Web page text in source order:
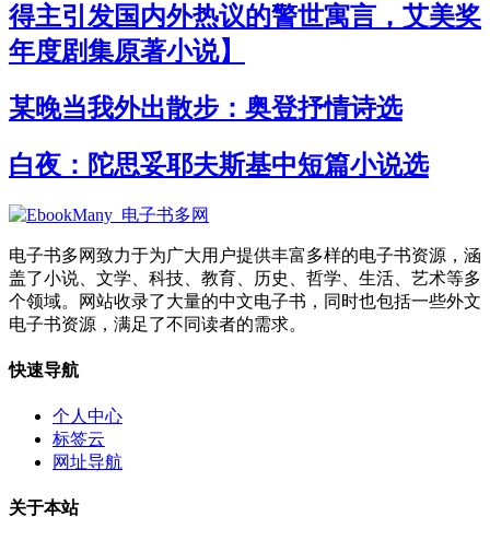
得主引发国内外热议的警世寓言，艾美奖
年度剧集原著小说】
某晚当我外出散步：奥登抒情诗选
白夜：陀思妥耶夫斯基中短篇小说选
电子书多网致力于为广大用户提供丰富多样的电子书资源，涵
盖了小说、文学、科技、教育、历史、哲学、生活、艺术等多
个领域。网站收录了大量的中文电子书，同时也包括一些外文
电子书资源，满足了不同读者的需求。
快速导航
个人中心
标签云
网址导航
关于本站